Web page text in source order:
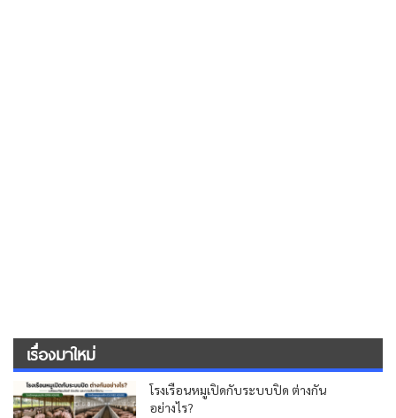
เรื่องมาใหม่
โรงเรือนหมูเปิดกับระบบปิด ต่างกัน
อย่างไร?